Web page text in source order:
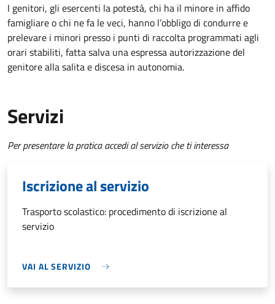
I genitori, gli esercenti la potestà, chi ha il minore in affido
famigliare o chi ne fa le veci, hanno l’obbligo di condurre e
prelevare i minori presso i punti di raccolta programmati agli
orari stabiliti, fatta salva una espressa autorizzazione del
genitore alla salita e discesa in autonomia.
Servizi
Per presentare la pratica accedi al servizio che ti interessa
Iscrizione al servizio
Trasporto scolastico: procedimento di iscrizione al
servizio
VAI AL SERVIZIO